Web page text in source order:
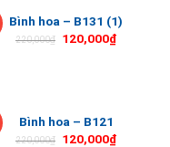
Bình hoa – B131 (1)
220,000₫ 120,000₫
Bình hoa – B121
220,000₫ 120,000₫